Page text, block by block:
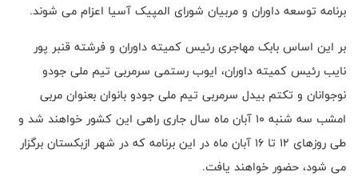
برنامه توسعه داوران و مربیان شورای المپیک آسیا اعزام می شوند.
بر این اساس بابک مهاجری رئیس کمیته داوران و فرشته قنبر پور
نایب رئیس کمیته داوران، ایوب رستمی سرمربی تیم ملی جودو
نوجوانان و تکتم بیدل سرمربی تیم ملی جودو بانوان بعنوان مربی
امشب سه شنبه 10 آبان ماه سال جاری راهی این کشور خواهند شد و
طی روزهای 12 تا 16 آبان ماه در این برنامه که در شهر ازبکستان برگزار
می شود، حضور خواهند یافت.